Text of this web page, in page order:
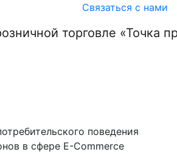
Связаться с нами
поведения
в сфере E-Commerce